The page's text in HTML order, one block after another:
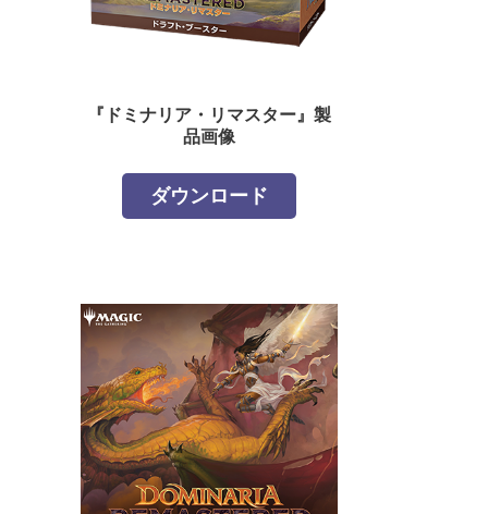
『ドミナリア・リマスター』製
品画像
ダウンロード